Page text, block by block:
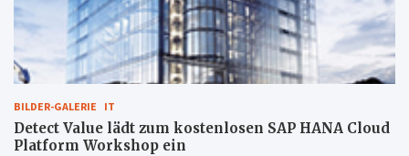
BILDER-GALERIE IT
Detect Value lädt zum kostenlosen SAP HANA Cloud
Platform Workshop ein